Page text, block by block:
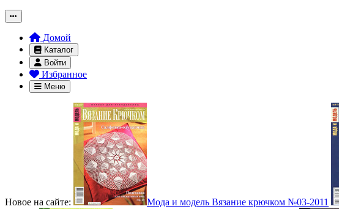
Домой
Каталог
Войти
Избранное
Меню
Новое на сайте: Мода и модель Вязание крючком №03-2011